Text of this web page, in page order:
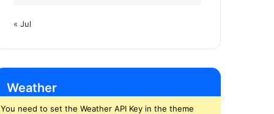
« Jul
Weather
You need to set the Weather API Key in the theme